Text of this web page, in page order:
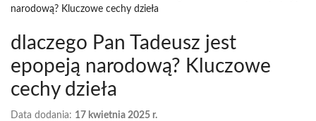
narodową? Kluczowe cechy dzieła
dlaczego Pan Tadeusz jest
epopeją narodową? Kluczowe
cechy dzieła
Data dodania: 17 kwietnia 2025 r.